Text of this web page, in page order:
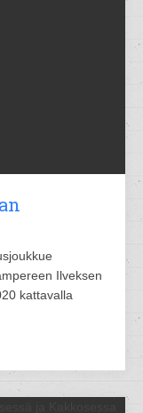
Ilveksen
kattavalla